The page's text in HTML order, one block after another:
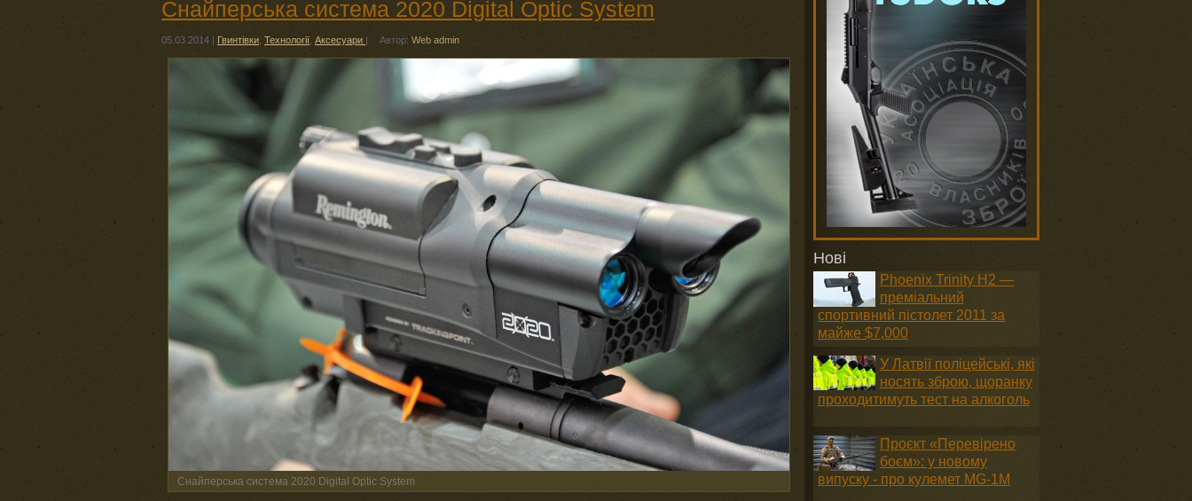
Снайперська система 2020 Digital Optic System
05.03.2014 | Гвинтівки Технології Аксесуари | Автор: Web admin
Снайперська система 2020 Digital Optic System
Нові
Phoenix Trinity H2 —
преміальний
спортивний пістолет 2011 за
майже $7,000
У Латвії поліцейські, які
носять зброю, щоранку
проходитимуть тест на алкоголь
Проєкт «Перевірено
боєм»: у новому
випуску - про кулемет MG-1М